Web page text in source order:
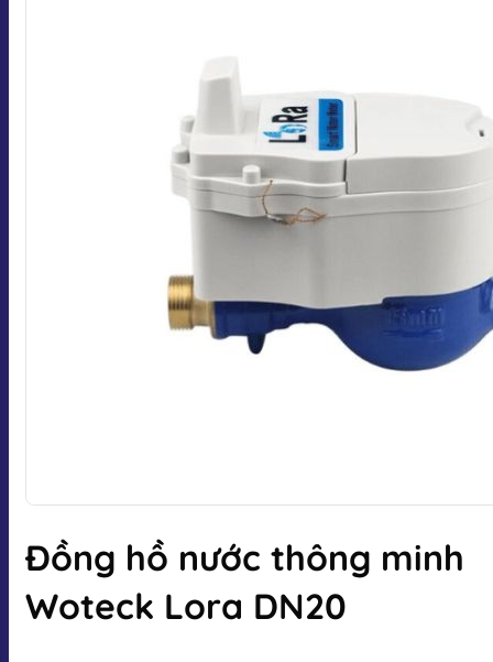
Đồng hồ nước thông minh
Woteck Lora DN20